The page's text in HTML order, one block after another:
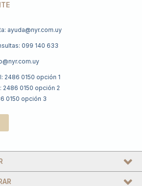
ayuda@nyr.com.uy
099 140 633
2486 0150 opción 1
2486 0150 opción 2
0150 opción 3